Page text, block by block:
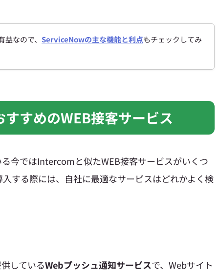
なので、 ServiceNowの主な機能と利点もチェックしてみ
すめのWEB接客サービス
今ではIntercomと似たWEB接客サービスがいくつ
する際には、自社に最適なサービスはどれかよく検
しているWebプッシュ通知サービスで、Webサイト